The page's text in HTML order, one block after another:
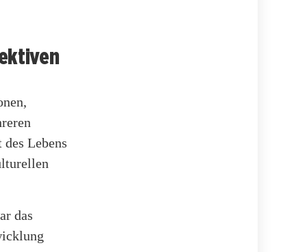
Lebens
das